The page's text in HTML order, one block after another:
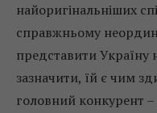
найоригінальніших
справжньому
представити Україну
зазначити, їй є чим
головний конкурент